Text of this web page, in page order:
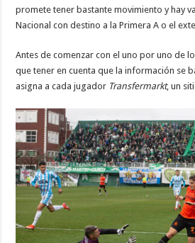
promete tener bastante movimiento y hay
Nacional con destino a la Primera A o el
Antes de comenzar con el uno por uno de
que tener en cuenta que la información se
asigna a cada jugador Transfermarkt, un